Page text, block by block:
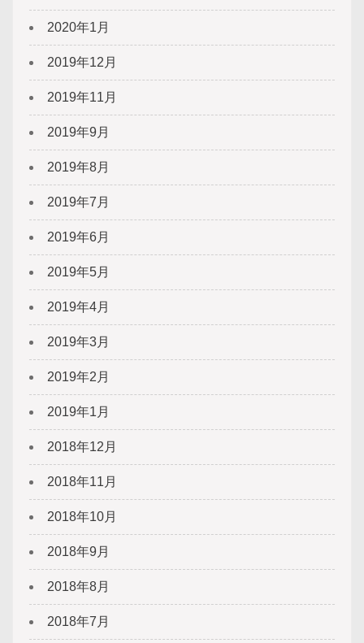
2020年1月
2019年12月
2019年11月
2019年9月
2019年8月
2019年7月
2019年6月
2019年5月
2019年4月
2019年3月
2019年2月
2019年1月
2018年12月
2018年11月
2018年10月
2018年9月
2018年8月
2018年7月